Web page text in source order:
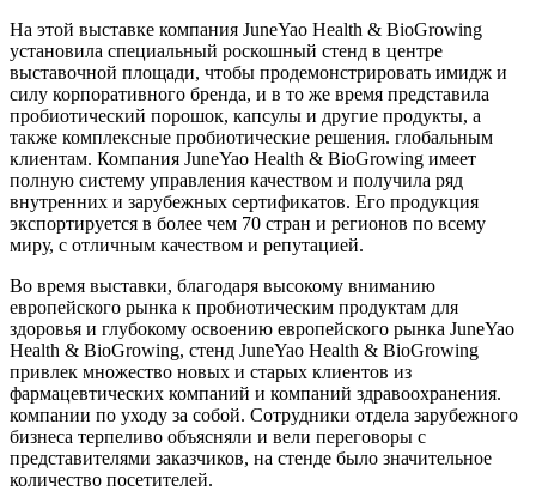
На этой выставке компания JuneYao Health & BioGrowing
установила специальный роскошный стенд в центре
выставочной площади, чтобы продемонстрировать имидж и
силу корпоративного бренда, и в то же время представила
пробиотический порошок, капсулы и другие продукты, а
также комплексные пробиотические решения. глобальным
клиентам. Компания JuneYao Health & BioGrowing имеет
полную систему управления качеством и получила ряд
внутренних и зарубежных сертификатов. Его продукция
экспортируется в более чем 70 стран и регионов по всему
миру, с отличным качеством и репутацией.
Во время выставки, благодаря высокому вниманию
европейского рынка к пробиотическим продуктам для
здоровья и глубокому освоению европейского рынка JuneYao
Health & BioGrowing, стенд JuneYao Health & BioGrowing
привлек множество новых и старых клиентов из
фармацевтических компаний и компаний здравоохранения.
компании по уходу за собой. Сотрудники отдела зарубежного
бизнеса терпеливо объясняли и вели переговоры с
представителями заказчиков, на стенде было значительное
количество посетителей.